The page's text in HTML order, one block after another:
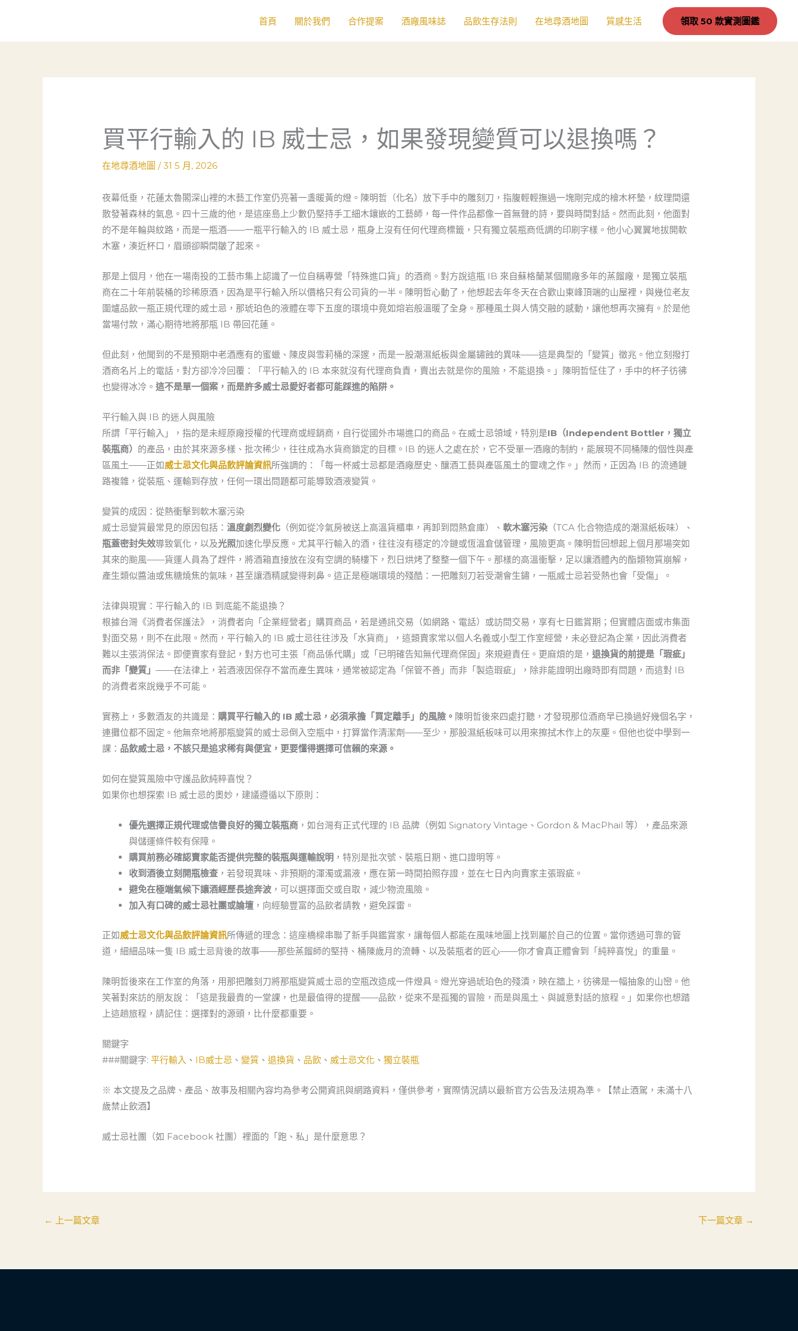
主
首頁 關於我們 合作提案 酒廠風味誌 品飲生存法則 在地尋酒地圖 質感生活 領取 50 款實測圖鑑
買平行輸入的 IB 威士忌，如果發現變質可以退換嗎？
在地尋酒地圖 /31 5 月, 2026
夜幕低垂，花蓮太魯閣深山裡的木藝工作室仍亮著一盞暖黃的燈。陳明哲（化名）放下手中的雕刻刀，指腹輕輕撫過一塊剛完成的檜木杯墊，紋理間還
散發著森林的氣息。四十三歲的他，是這座島上少數仍堅持手工細木鑲嵌的工藝師，每一件作品都像一首無聲的詩，要與時間對話。然而此刻，他面對
的不是年輪與紋路，而是一瓶酒——一瓶平行輸入的 IB 威士忌，瓶身上沒有任何代理商標籤，只有獨立裝瓶商低調的印刷字樣。他小心翼翼地拔開軟
木塞，湊近杯口，眉頭卻瞬間皺了起來。
那是上個月，他在一場南投的工藝市集上認識了一位自稱專營「特殊進口貨」的酒商。對方說這瓶 IB 來自蘇格蘭某個關廠多年的蒸餾廠，是獨立裝瓶
商在二十年前裝桶的珍稀原酒，因為是平行輸入所以價格只有公司貨的一半。陳明哲心動了，他想起去年冬天在合歡山東峰頂端的山屋裡，與幾位老友
圍爐品飲一瓶正規代理的威士忌，那琥珀色的液體在零下五度的環境中竟如熔岩般溫暖了全身。那種風土與人情交融的感動，讓他想再次擁有。於是他
當場付款，滿心期待地將那瓶 IB 帶回花蓮。
但此刻，他聞到的不是預期中老酒應有的蜜蠟、陳皮與雪莉桶的深邃，而是一股潮濕紙板與金屬鏽蝕的異味——這是典型的「變質」徵兆。他立刻撥打
酒商名片上的電話，對方卻冷冷回覆：「平行輸入的 IB 本來就沒有代理商負責，賣出去就是你的風險，不能退換。」陳明哲怔住了，手中的杯子彷彿
也變得冰冷。這不是單一個案，而是許多威士忌愛好者都可能踩進的陷阱。
平行輸入與 IB 的迷人與風險
所謂「平行輸入」，指的是未經原廠授權的代理商或經銷商，自行從國外市場進口的商品。在威士忌領域，特別是IB（Independent Bottler，獨立
裝瓶商） 的產品，由於其來源多樣、批次稀少，往往成為水貨商鎖定的目標。IB 的迷人之處在於，它不受單一酒廠的制約，能展現不同桶陳的個性與產
區風土——正如威士忌文化與品飲評論資訊所強調的：「每一杯威士忌都是酒廠歷史、釀酒工藝與產區風土的靈魂之作。」然而，正因為 IB 的流通鏈
路複雜，從裝瓶、運輸到存放，任何一環出問題都可能導致酒液變質。
變質的成因：從熱衝擊到軟木塞污染
威士忌變質最常見的原因包括：溫度劇烈變化 （例如從冷氣房被送上高溫貨櫃車，再卸到悶熱倉庫）、軟木塞污染 （TCA 化合物造成的潮濕紙板味）、
瓶蓋密封失效導致氧化，以及光照加速化學反應。尤其平行輸入的酒，往往沒有穩定的冷鏈或恆溫倉儲管理，風險更高。陳明哲回想起上個月那場突如
其來的颱風——貨運人員為了趕件，將酒箱直接放在沒有空調的騎樓下，烈日烘烤了整整一個下午。那樣的高溫衝擊，足以讓酒體內的酯類物質崩解，
產生類似醬油或焦糖燒焦的氣味，甚至讓酒精感變得刺鼻。這正是極端環境的殘酷：一把雕刻刀若受潮會生鏽，一瓶威士忌若受熱也會「受傷」。
法律與現實：平行輸入的 IB 到底能不能退換？
根據台灣《消費者保護法》，消費者向「企業經營者」購買商品，若是通訊交易（如網路、電話）或訪問交易，享有七日鑑賞期；但實體店面或市集面
對面交易，則不在此限。然而，平行輸入的 IB 威士忌往往涉及「水貨商」，這類賣家常以個人名義或小型工作室經營，未必登記為企業，因此消費者
難以主張消保法。即便賣家有登記，對方也可主張「商品係代購」或「已明確告知無代理商保固」來規避責任。更麻煩的是，退換貨的前提是「瑕疵」
而非「變質」——在法律上，若酒液因保存不當而產生異味，通常被認定為「保管不善」而非「製造瑕疵」，除非能證明出廠時即有問題，而這對 IB
的消費者來說幾乎不可能。
實務上，多數酒友的共識是： 購買平行輸入的 IB 威士忌，必須承擔「買定離手」的風險。 陳明哲後來四處打聽，才發現那位酒商早已換過好幾個名字，
連攤位都不固定。他無奈地將那瓶變質的威士忌倒入空瓶中，打算當作清潔劑——至少，那股濕紙板味可以用來擦拭木作上的灰塵。但他也從中學到一
課： 品飲威士忌，不該只是追求稀有與便宜，更要懂得選擇可信賴的來源。
如何在變質風險中守護品飲純粹喜悅？
如果你也想探索 IB 威士忌的奧妙，建議遵循以下原則：
優先選擇正規代理或信譽良好的獨立裝瓶商 ，如台灣有正式代理的 IB 品牌（例如 Signatory Vintage、Gordon & MacPhail 等），產品來源
與儲運條件較有保障。
購買前務必確認賣家能否提供完整的裝瓶與運輸說明 ，特別是批次號、裝瓶日期、進口證明等。
收到酒後立刻開瓶檢查 ，若發現異味、非預期的渾濁或漏液，應在第一時間拍照存證，並在七日內向賣家主張瑕疵。
避免在極端氣候下讓酒經歷長途奔波 ，可以選擇面交或自取，減少物流風險。
加入有口碑的威士忌社團或論壇 ，向經驗豐富的品飲者請教，避免踩雷。
正如威士忌文化與品飲評論資訊所傳遞的理念：這座橋樑串聯了新手與鑑賞家，讓每個人都能在風味地圖上找到屬於自己的位置。當你透過可靠的管
道，細細品味一隻 IB 威士忌背後的故事——那些蒸餾師的堅持、桶陳歲月的流轉、以及裝瓶者的匠心——你才會真正體會到「純粹喜悅」的重量。
陳明哲後來在工作室的角落，用那把雕刻刀將那瓶變質威士忌的空瓶改造成一件燈具。燈光穿過琥珀色的殘漬，映在牆上，彷彿是一幅抽象的山巒。他
笑著對來訪的朋友說：「這是我最貴的一堂課，也是最值得的提醒——品飲，從來不是孤獨的冒險，而是與風土、與誠意對話的旅程。」如果你也想踏
上這趟旅程，請記住：選擇對的源頭，比什麼都重要。
關鍵字
###關鍵字:平行輸入 、 IB威士忌 、變質 、退換貨 、 品飲 、 威士忌文化 、獨立裝瓶
※ 本文提及之品牌、產品、故事及相關內容均為參考公開資訊與網路資料，僅供參考，實際情況請以最新官方公告及法規為準。【禁止酒駕，未滿十八
歲禁止飲酒】
威士忌社團（如 Facebook 社團）裡面的「跑、私」是什麼意思？
← 上一篇文章 下一篇文章 →